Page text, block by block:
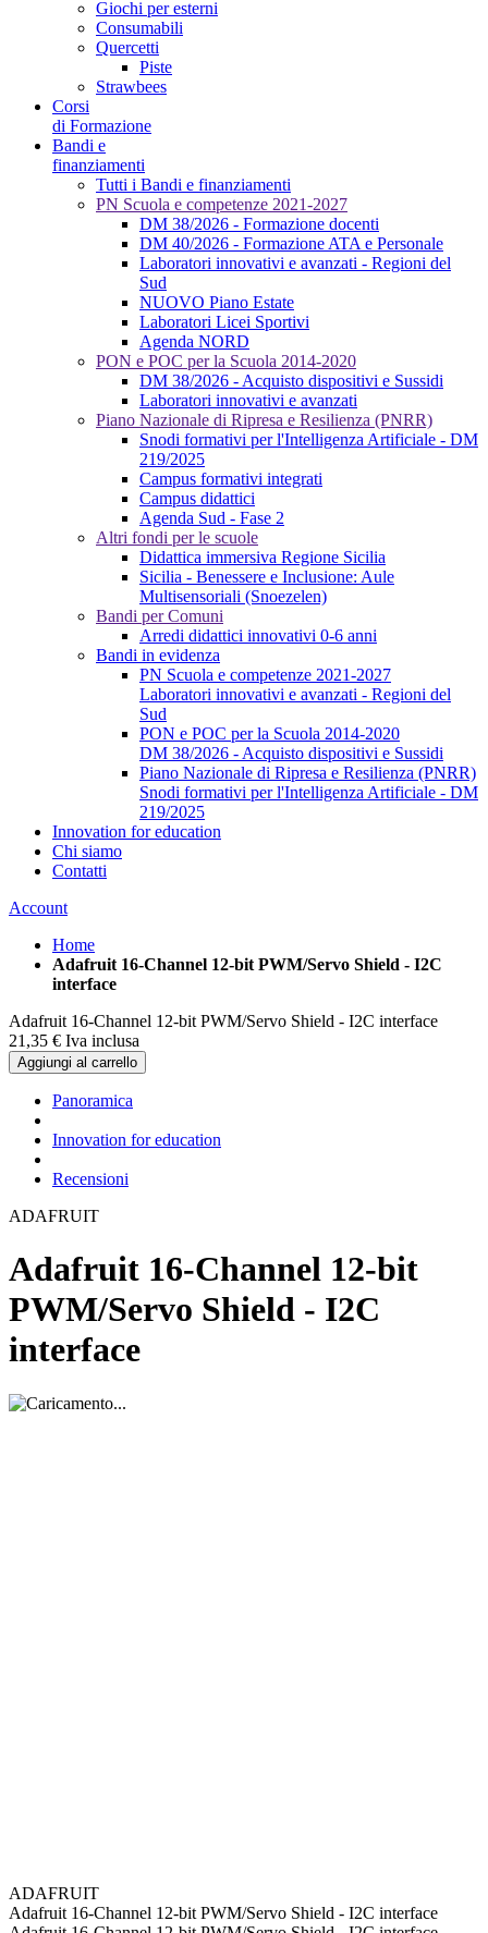
Giochi per esterni
Consumabili
Quercetti
Piste
Strawbees
Corsi
di Formazione
Bandi e
finanziamenti
Tutti i Bandi e finanziamenti
PN Scuola e competenze 2021-2027
DM 38/2026 - Formazione docenti
DM 40/2026 - Formazione ATA e Personale
Laboratori innovativi e avanzati - Regioni del
Sud
NUOVO Piano Estate
Laboratori Licei Sportivi
Agenda NORD
PON e POC per la Scuola 2014-2020
DM 38/2026 - Acquisto dispositivi e Sussidi
Laboratori innovativi e avanzati
Piano Nazionale di Ripresa e Resilienza (PNRR)
Snodi formativi per l'Intelligenza Artificiale - DM
219/2025
Campus formativi integrati
Campus didattici
Agenda Sud - Fase 2
Altri fondi per le scuole
Didattica immersiva Regione Sicilia
Sicilia - Benessere e Inclusione: Aule
Multisensoriali (Snoezelen)
Bandi per Comuni
Arredi didattici innovativi 0-6 anni
Bandi in evidenza
PN Scuola e competenze 2021-2027
Laboratori innovativi e avanzati - Regioni del
Sud
PON e POC per la Scuola 2014-2020
DM 38/2026 - Acquisto dispositivi e Sussidi
Piano Nazionale di Ripresa e Resilienza (PNRR)
Snodi formativi per l'Intelligenza Artificiale - DM
219/2025
Innovation for education
Chi siamo
Contatti
Account
Home
Adafruit 16-Channel 12-bit PWM/Servo Shield - I2C
interface
Adafruit 16-Channel 12-bit PWM/Servo Shield - I2C interface
21,35 € Iva inclusa
Aggiungi al carrello
Panoramica
Innovation for education
Recensioni
ADAFRUIT
Adafruit 16-Channel 12-bit
PWM/Servo Shield - I2C
interface
ADAFRUIT
Adafruit 16-Channel 12-bit PWM/Servo Shield - I2C interface